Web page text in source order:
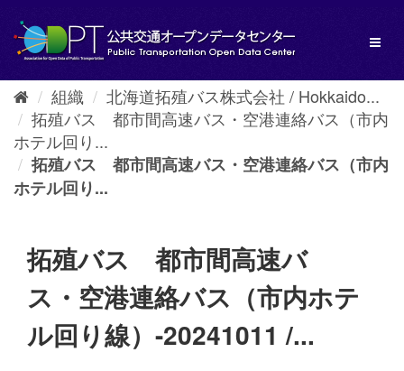
し
組織
北海道拓殖バス株式会社 / Hokkaido...
拓殖バス 都市間高速バス・空港連絡バス（市内
ホテル回り...
拓殖バス 都市間高速バス・空港連絡バス（市内
ホテル回り...
拓殖バス 都市間高速バ
ス・空港連絡バス（市内ホテ
ル回り線）-20241011 /...